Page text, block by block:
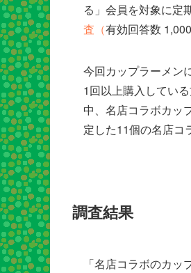
る」会員を対象に定
査（有効回答数
今回カップラーメン
1回以上購入してい
中、名店コラボカッ
定した11個の名店コ
調査結果
「名店コラボのカ